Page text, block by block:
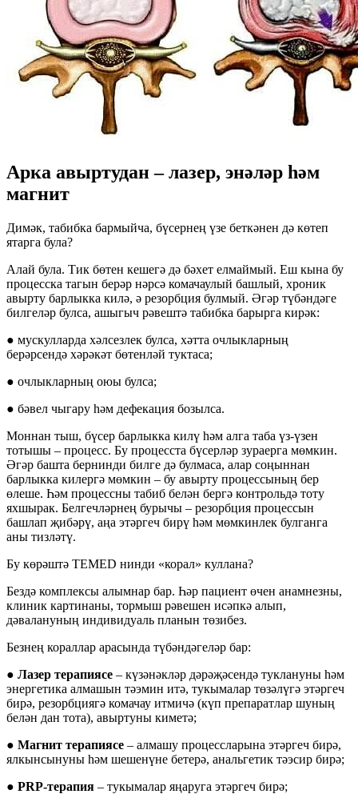
Арка авыртудан – лазер, энәләр һәм
магнит
Димәк, табибка бармыйча, бүсернең үзе беткәнен дә көтеп
ятарга була?
Алай була. Тик бөтен кешегә дә бәхет елмаймый. Еш кына бу
процесска тагын берәр нәрсә комачаулый башлый, хроник
авырту барлыкка килә, ә резорбция булмый. Әгәр түбәндәге
билгеләр булса, ашыгыч рәвештә табибка барырга кирәк:
● мускулларда хәлсезлек булса, хәтта очлыкларның
берәрсендә хәрәкәт бөтенләй туктаса;
● очлыкларның оюы булса;
● бәвел чыгару һәм дефекация бозылса.
Моннан тыш, бүсер барлыкка килү һәм алга таба үз-үзен
тотышы – процесс. Бу процесста бүсерләр зураерга мөмкин.
Әгәр башта бернинди билге дә булмаса, алар соңыннан
барлыкка килергә мөмкин – бу авырту процессының бер
өлеше. Һәм процессны табиб белән бергә контрольдә тоту
яхшырак. Белгечләрнең бурычы – резорбция процессын
башлап җибәрү, аңа этәргеч бирү һәм мөмкинлек булганга
аны тизләтү.
Бу көрәштә TEMED нинди «корал» куллана?
Бездә комплексы алымнар бар. Һәр пациент өчен анамнезны,
клиник картинаны, тормыш рәвешен исәпкә алып,
дәвалануның индивидуаль планын төзибез.
Безнең кораллар арасында түбәндәгеләр бар:
● Лазер терапиясе – күзәнәкләр дәрәҗәсендә туклануны һәм
энергетика алмашын тәэмин итә, тукымалар төзәлүгә этәргеч
бирә, резорбциягә комачау итмичә (күп препаратлар шуның
белән дан тота), авыртуны киметә;
● Магнит терапиясе – алмашу процессларына этәргеч бирә,
ялкынсынуны һәм шешенүне бетерә, анальгетик тәэсир бирә;
● PRP-терапия – тукымалар яңаруга этәргеч бирә;